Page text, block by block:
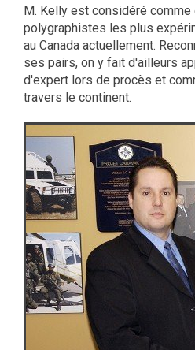
M. Kelly est considéré comme
polygraphistes les plus
au Canada actuellement.
ses pairs, on y fait d'ailleurs
d'expert lors de procès et
travers le continent.